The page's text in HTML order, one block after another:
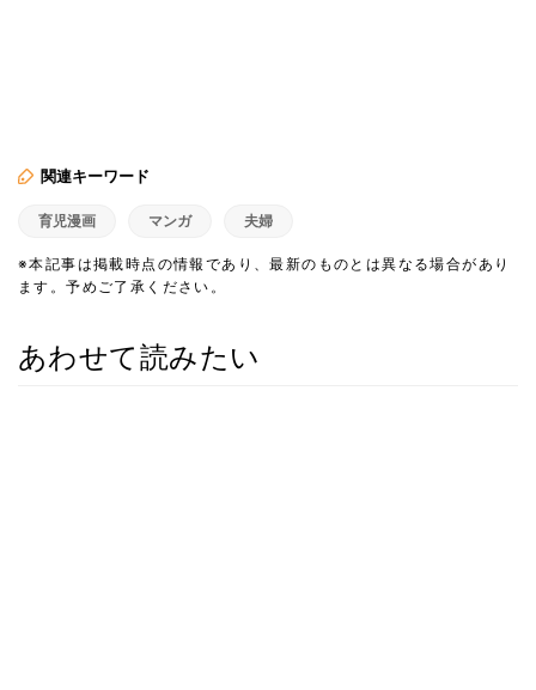
関連キーワード
育児漫画 マンガ 夫婦
※本記事は掲載時点の情報であり、最新のものとは異なる場合があり
ます。予めご了承ください。
あわせて読みたい